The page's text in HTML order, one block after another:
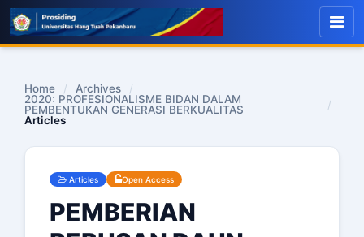
Home / Archives
/
2020: PROFESIONALISME BIDAN DALAM
PEMBENTUKAN GENERASI BERKUALITAS
/
Articles
Articles Open Access
PEMBERIAN